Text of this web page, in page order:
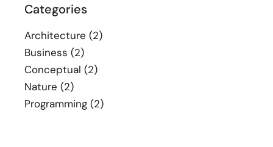
Categories
Architecture (2)
Business (2)
Conceptual (2)
Nature (2)
Programming (2)